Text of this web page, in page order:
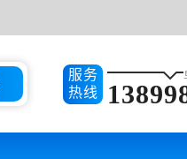
服务
热线